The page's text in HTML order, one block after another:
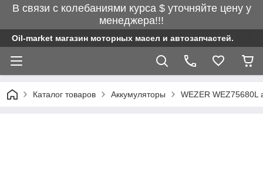
В связи с колебаниями курса $ уточняйте цену у
менеджера!!!
Oil-market магазин моторных масел и автозапчастей.
Каталог товаров Аккумуляторы WEZER WEZ75680L